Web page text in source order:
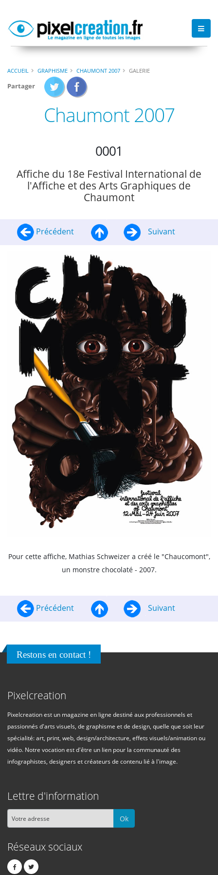
ACCUEIL GRAPHISME CHAUMONT 2007 GALERIE
Partager
Chaumont 2007
0001
Affiche du 18e Festival International de
l'Affiche et des Arts Graphiques de
Chaumont
Précédent Suivant
Pour cette affiche, Mathias Schweizer a créé le "Chaucomont",
un monstre chocolaté - 2007.
Précédent Suivant
Restons en contact !
Pixelcreation
Pixelcreation est un magazine en ligne destiné aux professionnels et
passionnés d'arts visuels, de graphisme et de design, quelle que soit leur
spécialité: art, print, web, design/architecture, effets visuels/animation ou
vidéo. Notre vocation est d'être un lien pour la communauté des
infographistes, designers et créateurs de contenu lié à l'image.
Lettre d'information
Ok
Réseaux sociaux